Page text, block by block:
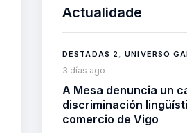
Actualidade
DESTADAS 2 ,UNIVERSO
3 días ago
A Mesa denuncia un
discriminación
comercio de Vigo